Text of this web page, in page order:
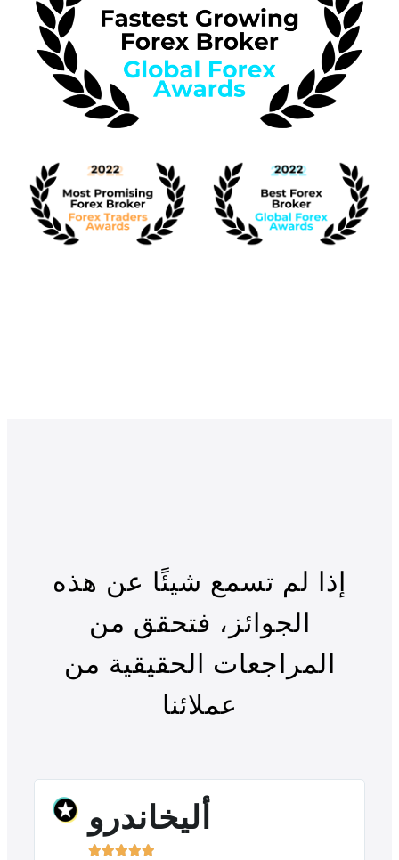
إذا لم تسمع شيئًا عن هذه
الجوائز، فتحقق من
المراجعات الحقيقية من
عملائنا
أليخاندرو
